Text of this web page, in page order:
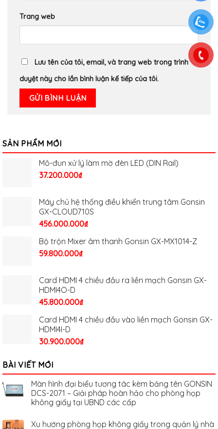
Trang web
Lưu tên của tôi, email, và trang web trong trình
duyệt này cho lần bình luận kế tiếp của tôi.
SẢN PHẨM MỚI
Mô-đun xử lý làm mờ đèn LED (DIN Rail)
37.200.000₫
Máy chủ hệ thống điều khiển trung tâm Gonsin
GX-CLOUD710S
456.000.000₫
Bộ trộn Mixer âm thanh Gonsin GX-MX1014-Z
59.800.000₫
Card HDMI 4 chiều đầu ra liền mạch Gonsin GX-
HDMI4O-D
45.800.000₫
Card HDMI 4 chiều đầu vào liền mạch Gonsin GX-
HDMI4I-D
30.900.000₫
BÀI VIẾT MỚI
Màn hình đại biểu tương tác kèm bảng tên GONSIN
DCS-2071 – Giải pháp hoàn hảo cho phòng họp
không giấy tại UBND các cấp
Xu hướng phòng họp không giấy trong quản lý nhà